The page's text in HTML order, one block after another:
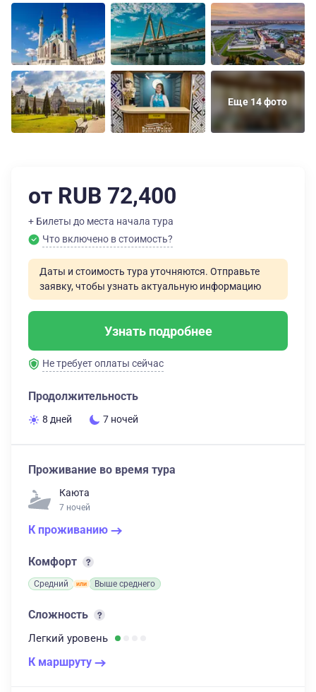
Еще 14 фото
от RUB 72,400
+ Билеты до места начала тура
Что включено в стоимость?
Даты и стоимость тура уточняются. Отправьте
заявку, чтобы узнать актуальную информацию
Узнать подробнее
Не требует оплаты сейчас
Продолжительность
8 дней 7 ночей
Проживание во время тура
Каюта
7 ночей
К проживанию
Комфорт
Средний Выше среднего
Сложность
Легкий уровень
К маршруту